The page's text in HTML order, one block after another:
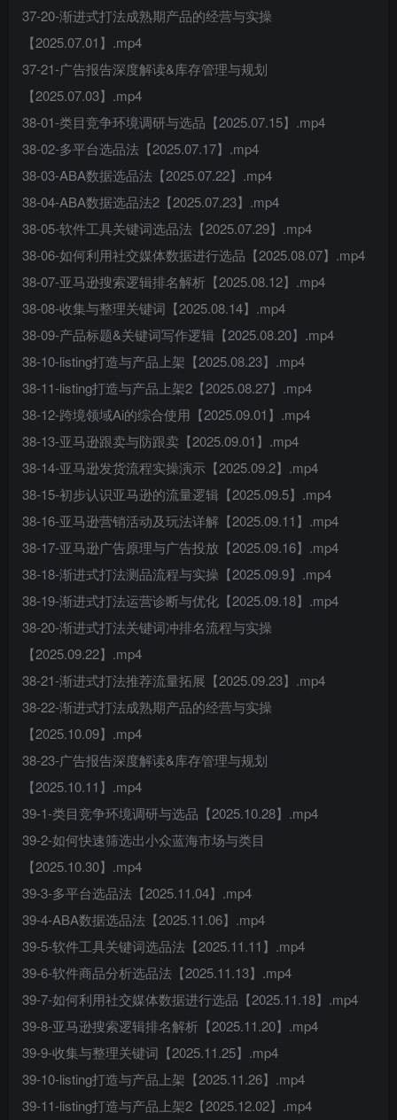
37-20-渐进式打法成熟期产品的经营与实操
【2025.07.01】.mp4
37-21-广告报告深度解读&库存管理与规划
【2025.07.03】.mp4
38-01-类目竞争环境调研与选品【2025.07.15】.mp4
38-02-多平台选品法【2025.07.17】.mp4
38-03-ABA数据选品法【2025.07.22】.mp4
38-04-ABA数据选品法2【2025.07.23】.mp4
38-05-软件工具关键词选品法【2025.07.29】.mp4
38-06-如何利用社交媒体数据进行选品【2025.08.07】.mp4
38-07-亚马逊搜索逻辑排名解析【2025.08.12】.mp4
38-08-收集与整理关键词【2025.08.14】.mp4
38-09-产品标题&关键词写作逻辑【2025.08.20】.mp4
38-10-listing打造与产品上架【2025.08.23】.mp4
38-11-listing打造与产品上架2【2025.08.27】.mp4
38-12-跨境领域Ai的综合使用【2025.09.01】.mp4
38-13-亚马逊跟卖与防跟卖【2025.09.01】.mp4
38-14-亚马逊发货流程实操演示【2025.09.2】.mp4
38-15-初步认识亚马逊的流量逻辑【2025.09.5】.mp4
38-16-亚马逊营销活动及玩法详解【2025.09.11】.mp4
38-17-亚马逊广告原理与广告投放【2025.09.16】.mp4
38-18-渐进式打法测品流程与实操【2025.09.9】.mp4
38-19-渐进式打法运营诊断与优化【2025.09.18】.mp4
38-20-渐进式打法关键词冲排名流程与实操
【2025.09.22】.mp4
38-21-渐进式打法推荐流量拓展【2025.09.23】.mp4
38-22-渐进式打法成熟期产品的经营与实操
【2025.10.09】.mp4
38-23-广告报告深度解读&库存管理与规划
【2025.10.11】.mp4
39-1-类目竞争环境调研与选品【2025.10.28】.mp4
39-2-如何快速筛选出小众蓝海市场与类目
【2025.10.30】.mp4
39-3-多平台选品法【2025.11.04】.mp4
39-4-ABA数据选品法【2025.11.06】.mp4
39-5-软件工具关键词选品法【2025.11.11】.mp4
39-6-软件商品分析选品法【2025.11.13】.mp4
39-7-如何利用社交媒体数据进行选品【2025.11.18】.mp4
39-8-亚马逊搜索逻辑排名解析【2025.11.20】.mp4
39-9-收集与整理关键词【2025.11.25】.mp4
39-10-listing打造与产品上架【2025.11.26】.mp4
39-11-listing打造与产品上架2【2025.12.02】.mp4